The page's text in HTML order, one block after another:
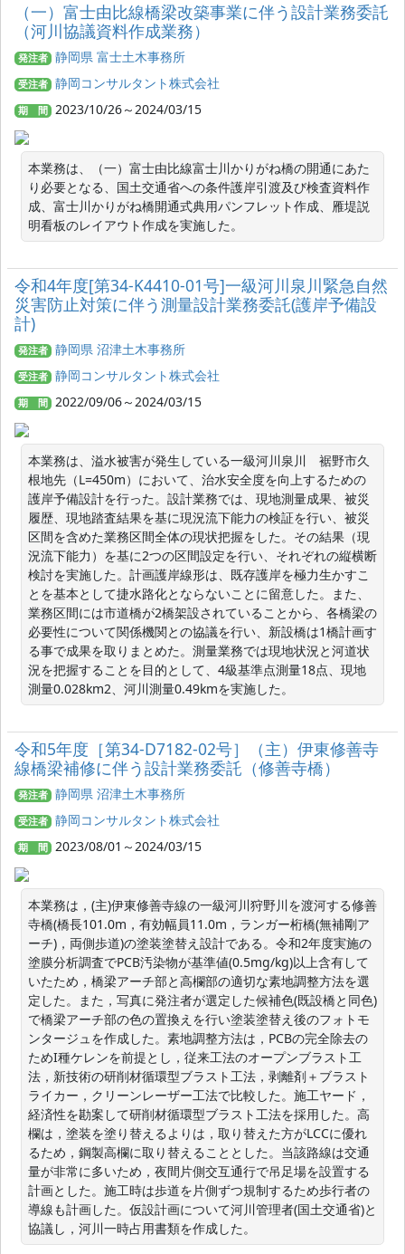
（一）富士由比線橋梁改築事業に伴う設計業務委託
（河川協議資料作成業務）
発注者 静岡県 富士土木事務所
受注者 静岡コンサルタント株式会社
期 間 2023/10/26～2024/03/15
本業務は、（一）富士由比線富士川かりがね橋の開通にあた
り必要となる、国土交通省への条件護岸引渡及び検査資料作
成、富士川かりがね橋開通式典用パンフレット作成、雁堤説
明看板のレイアウト作成を実施した。
令和4年度[第34-K4410-01号]一級河川泉川緊急自然
災害防止対策に伴う測量設計業務委託(護岸予備設
計)
発注者 静岡県 沼津土木事務所
受注者 静岡コンサルタント株式会社
期 間 2022/09/06～2024/03/15
本業務は、溢水被害が発生している一級河川泉川　裾野市久
根地先（L=450m）において、治水安全度を向上するための
護岸予備設計を行った。設計業務では、現地測量成果、被災
履歴、現地踏査結果を基に現況流下能力の検証を行い、被災
区間を含めた業務区間全体の現状把握をした。その結果（現
況流下能力）を基に2つの区間設定を行い、それぞれの縦横断
検討を実施した。計画護岸線形は、既存護岸を極力生かすこ
とを基本として捷水路化とならないことに留意した。また、
業務区間には市道橋が2橋架設されていることから、各橋梁の
必要性について関係機関との協議を行い、新設橋は1橋計画す
る事で成果を取りまとめた。測量業務では現地状況と河道状
況を把握することを目的として、4級基準点測量18点、現地
測量0.028km2、河川測量0.49kmを実施した。
令和5年度［第34-D7182-02号］（主）伊東修善寺
線橋梁補修に伴う設計業務委託（修善寺橋）
発注者 静岡県 沼津土木事務所
受注者 静岡コンサルタント株式会社
期 間 2023/08/01～2024/03/15
本業務は，(主)伊東修善寺線の一級河川狩野川を渡河する修善
寺橋(橋長101.0m，有効幅員11.0m，ランガー桁橋(無補剛ア
ーチ)，両側歩道)の塗装塗替え設計である。令和2年度実施の
塗膜分析調査でPCB汚染物が基準値(0.5mg/kg)以上含有して
いたため，橋梁アーチ部と高欄部の適切な素地調整方法を選
定した。また，写真に発注者が選定した候補色(既設橋と同色)
で橋梁アーチ部の色の置換えを行い塗装塗替え後のフォトモ
ンタージュを作成した。素地調整方法は，PCBの完全除去の
ためI種ケレンを前提とし，従来工法のオープンブラスト工
法，新技術の研削材循環型ブラスト工法，剥離剤＋ブラスト
ライカー，クリーンレーザー工法で比較した。施工ヤード，
経済性を勘案して研削材循環型ブラスト工法を採用した。高
欄は，塗装を塗り替えるよりは，取り替えた方がLCCに優れ
るため，鋼製高欄に取り替えることとした。当該路線は交通
量が非常に多いため，夜間片側交互通行で吊足場を設置する
計画とした。施工時は歩道を片側ずつ規制するため歩行者の
導線も計画した。仮設計画について河川管理者(国土交通省)と
協議し，河川一時占用書類を作成した。